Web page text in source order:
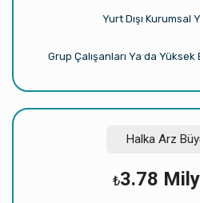
Yurt Dışı Kurumsal
Grup Çalışanları Ya da Yüksek
Halka Arz
₺3.78